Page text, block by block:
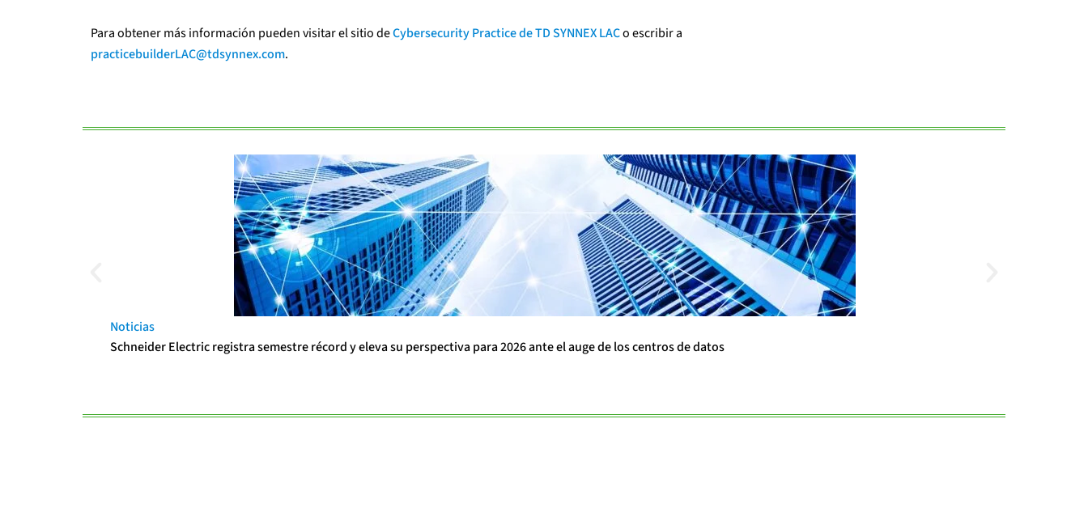
Para obtener más información pueden visitar el sitio deCybersecurity Practice de TD SYNNEX LACo escribir a
practicebuilderLAC@tdsynnex.com.
Noticias
Schneider Electric registra semestre récord y eleva su perspectiva para 2026 ante el auge de los centros de datos